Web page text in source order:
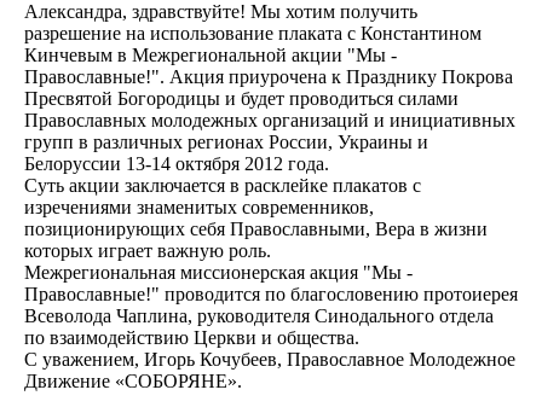
Александра, здравствуйте! Мы хотим получить
разрешение на использование плаката с Константином
Кинчевым в Межрегиональной акции "Мы -
Православные!". Акция приурочена к Празднику Покрова
Пресвятой Богородицы и будет проводиться силами
Православных молодежных организаций и инициативных
групп в различных регионах России, Украины и
Белоруссии 13-14 октября 2012 года.
Суть акции заключается в расклейке плакатов с
изречениями знаменитых современников,
позиционирующих себя Православными, Вера в жизни
которых играет важную роль.
Межрегиональная миссионерская акция "Мы -
Православные!" проводится по благословению протоиерея
Всеволода Чаплина, руководителя Синодального отдела
по взаимодействию Церкви и общества.
С уважением, Игорь Кочубеев, Православное Молодежное
Движение «СОБОРЯНЕ».